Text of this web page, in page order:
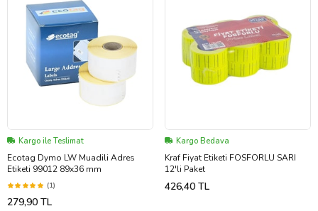
Kargo ile Teslimat
Ecotag Dymo LW Muadili Adres
Etiketi 99012 89x36 mm
(1)
279,90 TL
Kargo Bedava
Kraf Fiyat Etiketi FOSFORLU SARI
12'li Paket
426,40 TL